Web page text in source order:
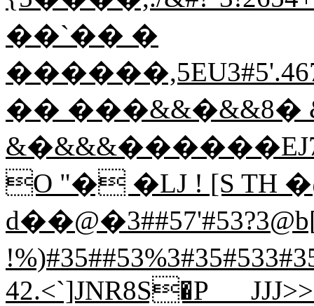
��`�� �
�� ���&&�&&8�
O "� �LJ ! [S TH